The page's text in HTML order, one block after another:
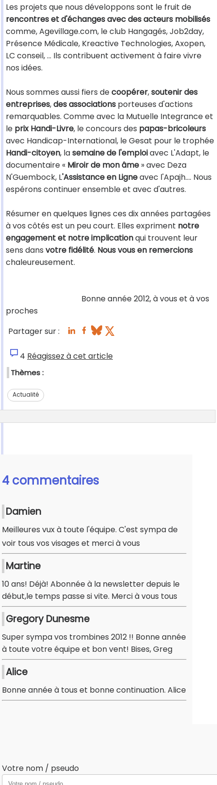
Les projets que nous développons sont le fruit de
rencontres et d'échanges avec des acteurs mobilisés
comme, Agevillage.com, le club Hangagés, Job2day,
Présence Médicale, Kreactive Technologies, Axopen,
LC conseil, ... Ils contribuent activement à faire vivre
nos idées.
Nous sommes aussi fiers decoopérer,soutenir des
entreprises,des associations porteuses d'actions
remarquables. Comme avec la Mutuelle Integrance et
le prix Handi-Livre, le concours des papas-bricoleurs
avec Handicap-International, le Gesat pour le trophée
Handi-citoyen, lasemaine de l'emploiavec L'Adapt, le
documentaire « Miroir de mon âme » avec Deza
N'Guembock, L'Assistance en Ligneavec l'Apajh.... Nous
espérons continuer ensemble et avec d'autres.
Résumer en quelques lignes ces dix années partagées
à vos côtés est un peu court. Elles expriment notre
engagement et notre implicationqui trouvent leur
sens dans votre fidélité. Nous vous en remercions
chaleureusement.
Bonne année 2012, à vous et à vos
proches
Partager sur :
4 Réagissez à cet article
Thèmes :
Actualité
4 commentaires
Damien
Meilleures vux à toute l'équipe. C'est sympa de
voir tous vos visages et merci à vous
Martine
10 ans! Déjà! Abonnée à la newsletter depuis le
début,le temps passe si vite. Merci à vous tous
Gregory Dunesme
Super sympa vos trombines 2012 !! Bonne année
à toute votre équipe et bon vent! Bises, Greg
Alice
Bonne année à tous et bonne continuation. Alice
Votre nom / pseudo